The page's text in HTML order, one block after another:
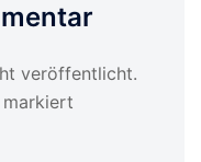
veröffentlicht.
markiert